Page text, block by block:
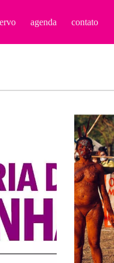
agenda contato